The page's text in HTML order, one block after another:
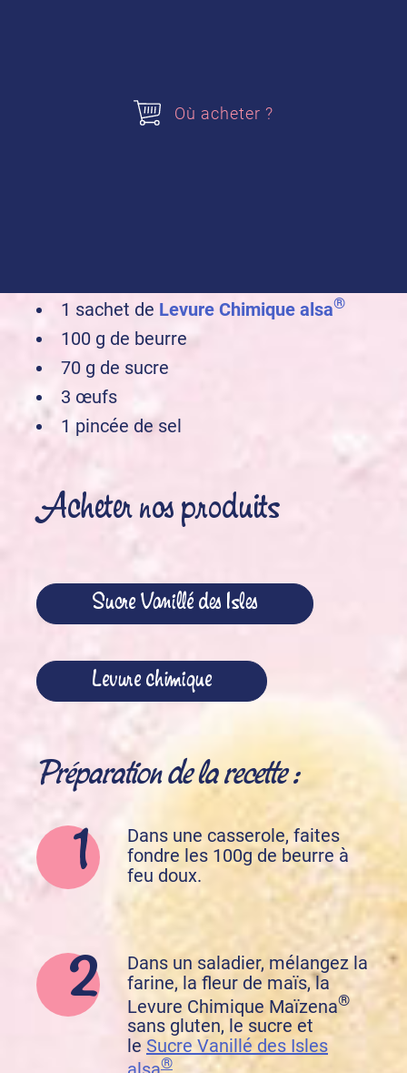
1 sachet de Levure Chimique alsa®
100 g de beurre
70 g de sucre
3 œufs
1 pincée de sel
Acheter nos produits
Sucre Vanillé des Isles
Levure chimique
Préparation de la recette :
Dans une casserole, faites
fondre les 100g de beurre à
feu doux.
Dans un saladier, mélangez la
farine, la fleur de maïs, la
Levure Chimique Maïzena®
sans gluten, le sucre et
le Sucre Vanillé des Isles
®
Où acheter ?